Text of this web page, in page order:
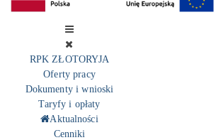
RPK ZŁOTORYJA
Oferty pracy
Dokumenty i wnioski
Taryfy i opłaty
Aktualności
Cenniki